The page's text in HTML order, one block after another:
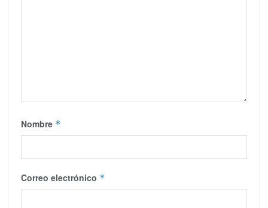
Nombre *
Correo electrónico *